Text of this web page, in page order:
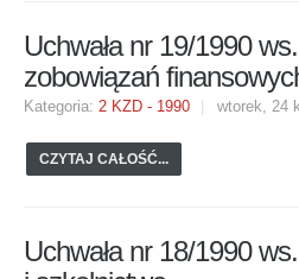
Uchwała nr 19/1990
zobowiązań
Kategoria: 2 KZD - 1990 wtorek, 24
CZYTAJ CAŁOŚĆ...
Uchwała nr 18/1990